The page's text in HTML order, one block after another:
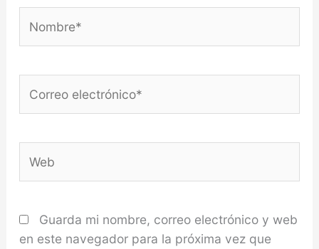
electrónico*
Guarda mi nombre, correo electrónico y web
en este navegador para la próxima vez que